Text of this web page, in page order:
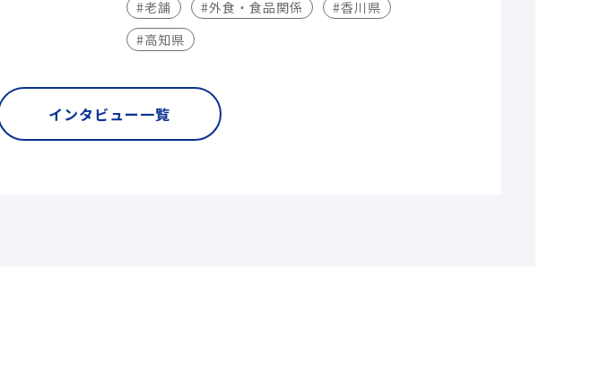
#老舗
#外食・食品関係
#香川県
#高知県
インタビュー一覧